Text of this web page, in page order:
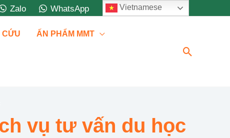
Zalo WhatsApp Vietnamese
CỨU ẤN PHẨM MMT
Tìm
vụ tư vấn du học